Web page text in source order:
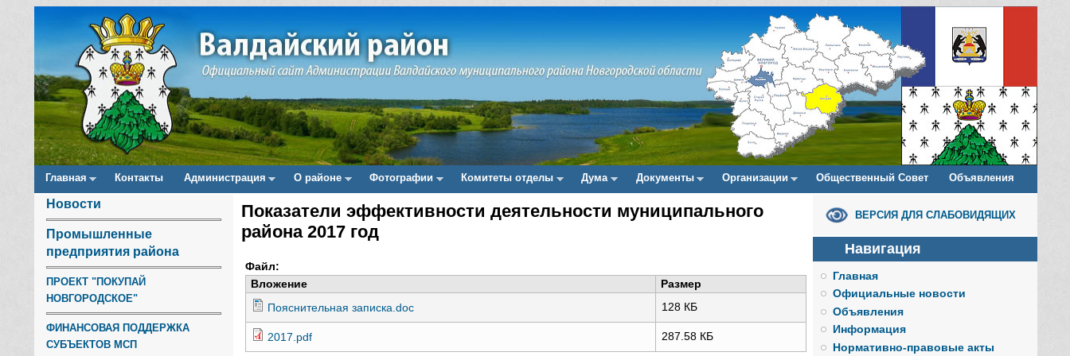
Main menu
Главная Контакты Администрация О районе Фотографии Комитеты отделы Дума Документы Организации Общественный Совет Объявления
Новости
Промышленные
предприятия района
ПРОЕКТ "ПОКУПАЙ
НОВГОРОДСКОЕ"
ФИНАНСОВАЯ ПОДДЕРЖКА
СУБЪЕКТОВ МСП
Вы здесь
Показатели эффективности деятельности муниципального
района 2017 год
Файл:
Вложение
Размер
Пояснительная записка.doc
128 КБ
2017.pdf 287.58 КБ
ВЕРСИЯ ДЛЯ СЛАБОВИДЯЩИХ
Навигация
Главная
Официальные новости
Объявления
Информация
Нормативно-правовые акты